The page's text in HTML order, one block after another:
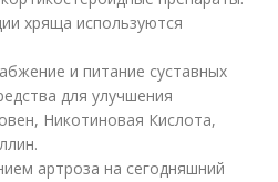
хряща используются
и питание суставных
для улучшения
Никотиновая Кислота,
артроза на сегодняшний